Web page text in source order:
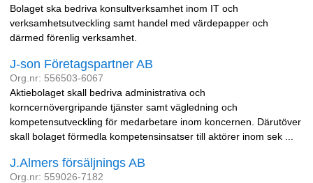
Bolaget ska bedriva konsultverksamhet inom IT och
verksamhetsutveckling samt handel med värdepapper och
därmed förenlig verksamhet.
J-son Företagspartner AB
Org.nr: 556503-6067
Aktiebolaget skall bedriva administrativa och
korncernövergripande tjänster samt vägledning och
kompetensutveckling för medarbetare inom koncernen. Därutöver
skall bolaget förmedla kompetensinsatser till aktörer inom sek ...
J.Almers försäljnings AB
Org.nr: 559026-7182